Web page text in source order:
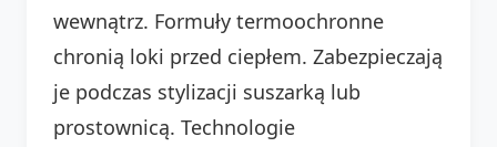
wewnątrz. Formuły termoochronne
chronią loki przed ciepłem. Zabezpieczają
je podczas stylizacji suszarką lub
prostownicą. Technologie